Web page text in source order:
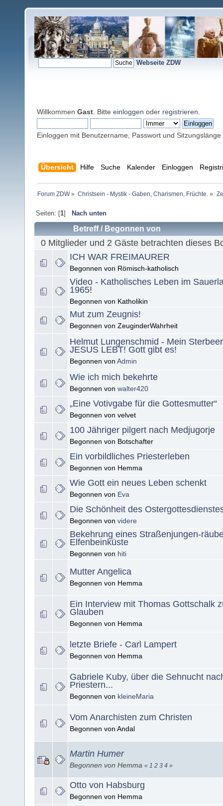
Webseite ZDW
Willkommen Gast . Bitte einloggen oder registrieren
Einloggen mit Benutzername, Passwort und Sitzungslänge
Übersicht Hilfe Suche Kalender Einloggen
Forum ZDW» Christsein - Mystik - Gaben, Charismen, Früchte. »
Seiten: [1] Nach unten
Betreff/ Begonnen von
0 Mitglieder und 2 Gäste betrachten dieses
ICH WAR FREIMAURER
Begonnen von Römisch-katholisch
Video - Katholisches Leben im
1965!
Begonnen von Katholikin
Mut zum Zeugnis!
Begonnen von ZeuginderWahrheit
Helmut Lungenschmid - Mein
JESUS LEBT! Gott gibt es!
Begonnen von Admin
Wie ich mich bekehrte
Begonnen von walter420
„Eine Votivgabe für die Gottesmutter“
Begonnen von velvet
100 Jähriger pilgert nach Medjugorje
Begonnen von Botschafter
Ein vorbildliches Priesterleben
Begonnen von Hemma
Wie Gott ein neues Leben schenkt
Begonnen von Eva
Die Schönheit des
Begonnen von videre
Bekehrung eines Straßenjungen-
Elfenbeinküste
Begonnen von hiti
Mutter Angelica
Begonnen von Hemma
Ein Interview mit Thomas Gottschalk
Glauben
Begonnen von Hemma
letzte Briefe - Carl Lampert
Begonnen von Hemma
Gabriele Kuby, über die Sehnucht
Priestern...
Begonnen von kleineMaria
Vom Anarchisten zum Christen
Begonnen von Andal
Martin Humer
Begonnen von Hemma « 1 2 3 4 »
Otto von Habsburg
Begonnen von Hemma